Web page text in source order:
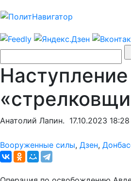
Анатолий Лапин. 17.10.2023 18:28
Вооруженные силы, Дзен,